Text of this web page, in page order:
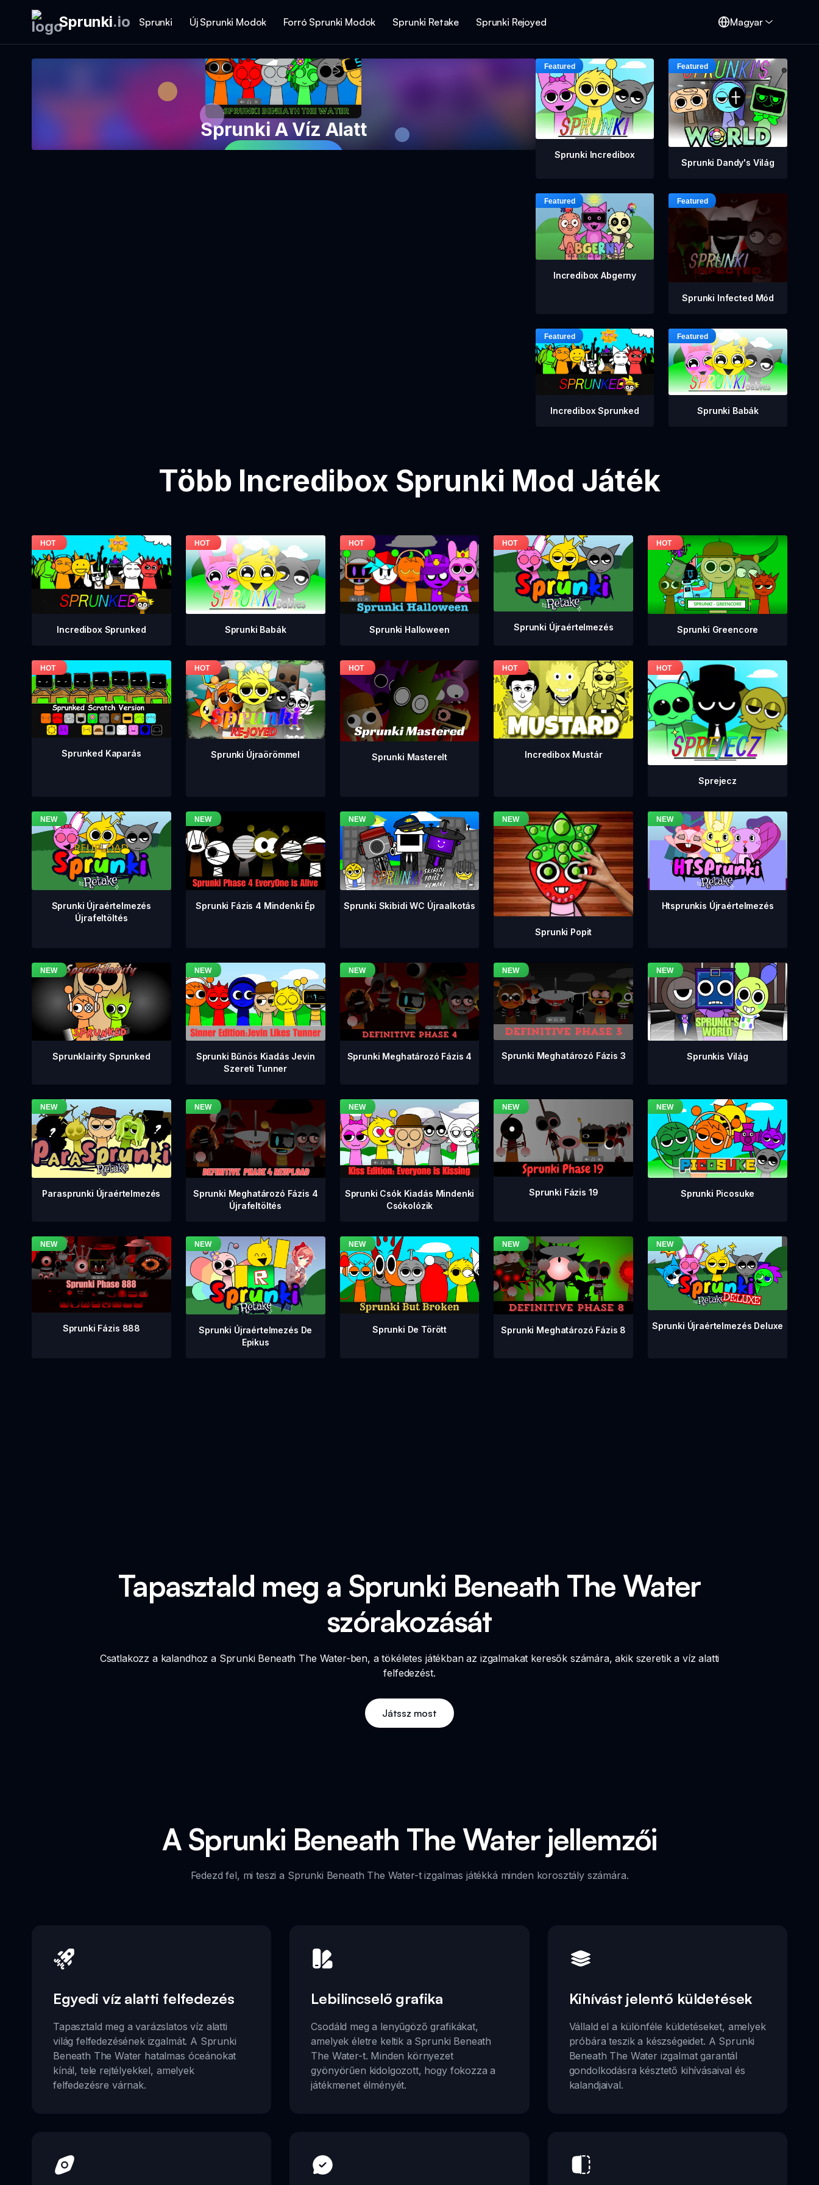
Sprunki.io Sprunki Új Sprunki Modok Forró Sprunki Modok Sprunki Retake Sprunki Rejoyed Magyar
Sprunki A Víz Alatt
Sprunki Incredibox
Sprunki Dandy's Világ
Incredibox Abgerny
Sprunki Infected Mód
Incredibox Sprunked Sprunki Babák
Több Incredibox Sprunki Mod Játék
Incredibox Sprunked Sprunki Babák Sprunki Halloween Sprunki Újraértelmezés Sprunki Greencore
Sprunked Kaparás Sprunki Újraörömmel Sprunki Masterelt Incredibox Mustár
Sprejecz
Sprunki Újraértelmezés
Újrafeltöltés
Sprunki Fázis 4 Mindenki Ép Sprunki Skibidi WC Újraalkotás
Sprunki Popit
Htsprunkis Újraértelmezés
Sprunklairity Sprunked
Sprunki Bűnös Kiadás Jevin
Szereti Tunner
Sprunki Meghatározó Fázis 4 Sprunki Meghatározó Fázis 3 Sprunkis Világ
Parasprunki Újraértelmezés
Sprunki Meghatározó Fázis 4
Újrafeltöltés
Sprunki Csók Kiadás Mindenki
Csókolózik
Sprunki Fázis 19 Sprunki Picosuke
Sprunki Fázis 888
Sprunki Újraértelmezés De
Epikus
Sprunki De Törött Sprunki Meghatározó Fázis 8 Sprunki Újraértelmezés Deluxe
Tapasztald meg a Sprunki Beneath The Water
szórakozását
Csatlakozz a kalandhoz a Sprunki Beneath The Water-ben, a tökéletes játékban az izgalmakat keresők számára, akik szeretik a víz alatti
felfedezést.
Játssz most
A Sprunki Beneath The Water jellemzői
Fedezd fel, mi teszi a Sprunki Beneath The Water-t izgalmas játékká minden korosztály számára.
Egyedi víz alatti felfedezés
Tapasztald meg a varázslatos víz alatti
világ felfedezésének izgalmát. A Sprunki
Beneath The Water hatalmas óceánokat
kínál, tele rejtélyekkel, amelyek
felfedezésre várnak.
Lebilincselő grafika
Csodáld meg a lenyűgöző grafikákat,
amelyek életre keltik a Sprunki Beneath
The Water-t. Minden környezet
gyönyörűen kidolgozott, hogy fokozza a
játékmenet élményét.
Kihívást jelentő küldetések
Vállald el a különféle küldetéseket, amelyek
próbára teszik a készségeidet. A Sprunki
Beneath The Water izgalmat garantál
gondolkodásra késztető kihívásaival és
kalandjaival.